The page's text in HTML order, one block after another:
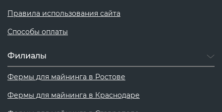
Правила использования сайта
Способы оплаты
Филиалы
Фермы для майнинга в Ростове
Фермы для майнинга в Краснодаре